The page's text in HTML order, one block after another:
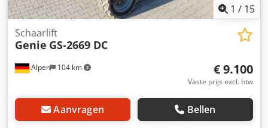
1 / 15
Alpen 104 km
Schaarlift
Genie GS-2669 DC
€ 9.100
Vaste prijs excl. btw
Aanvragen Bellen